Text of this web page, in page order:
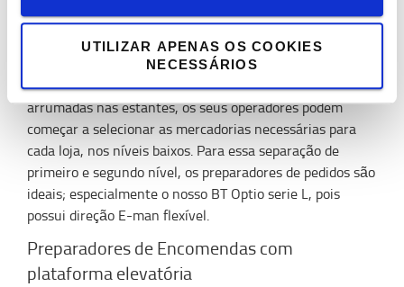
UTILIZAR APENAS OS COOKIES
NECESSÁRIOS
Preparadores de encomendas
Depois de todas as mercadorias chegadas estarem
arrumadas nas estantes, os seus operadores podem
começar a selecionar as mercadorias necessárias para
cada loja, nos níveis baixos. Para essa separação de
primeiro e segundo nível, os preparadores de pedidos são
ideais; especialmente o nosso BT Optio serie L, pois
possui direção E-man flexível.
Preparadores de Encomendas com
plataforma elevatória